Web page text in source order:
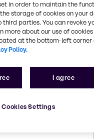
in order to maintain the
storage of cookies on your
parties. You can revoke
about our use of cookies
at the bottom-left corner
Policy.
I agree
Cookies Settings